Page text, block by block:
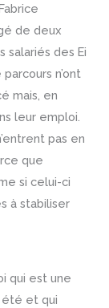
de deux
salariés des Ei
n’ont
mais, en
leur emploi.
pas en
que
si celui-ci
à stabiliser
qui est une
été et qui